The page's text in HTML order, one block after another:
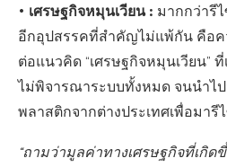
• เศรษฐกิจหมุนเวียน : มากกว่ารี
อีกอุปสรรคที่สำคัญไม่แพ้กัน คือค
ต่อแนวคิด “เศรษฐกิจหมุนเวียน”
ไม่พิจารณาระบบทั้งหมด จนนำไ
พลาสติกจากต่างประเทศเพื่อมารี
“ถามว่ามูลค่าทางเศรษฐกิจที่เกิ